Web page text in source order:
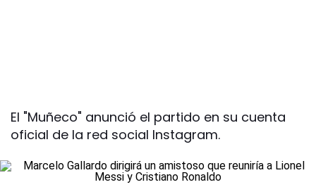
El "Muñeco" anunció el partido en su cuenta
oficial de la red social Instagram.